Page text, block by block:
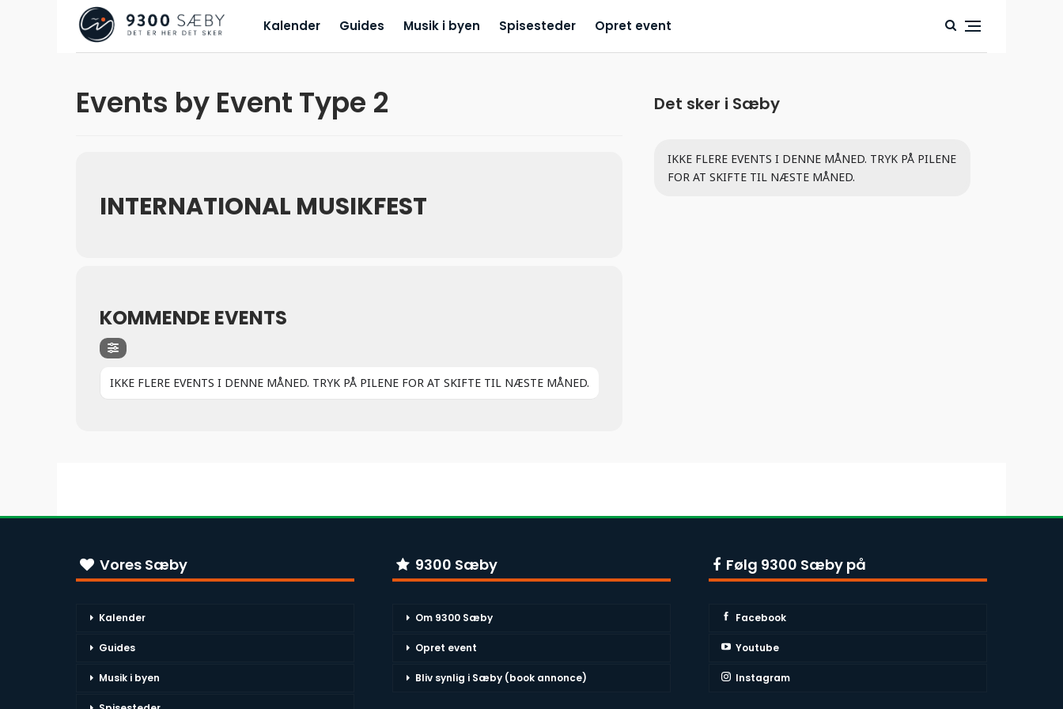
Kalender Guides Musik i byen Spisesteder Opret event
Events by Event Type 2
INTERNATIONAL MUSIKFEST
KOMMENDE EVENTS
IKKE FLERE EVENTS I DENNE MÅNED. TRYK PÅ PILENE FOR AT SKIFTE TIL NÆSTE MÅNED.
Det sker i Sæby
IKKE FLERE EVENTS I DENNE MÅNED. TRYK PÅ PILENE
FOR AT SKIFTE TIL NÆSTE MÅNED.
Vores Sæby
Kalender
Guides
Musik i byen
9300 Sæby
Om 9300 Sæby
Opret event
Bliv synlig i Sæby (book annonce)
Følg 9300 Sæby på
Facebook
Youtube
Instagram